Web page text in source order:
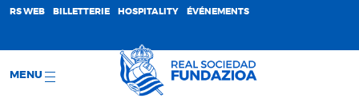
RS WEB BILLETTERIE HOSPITALITY ÉVÉNEMENTS
MENU